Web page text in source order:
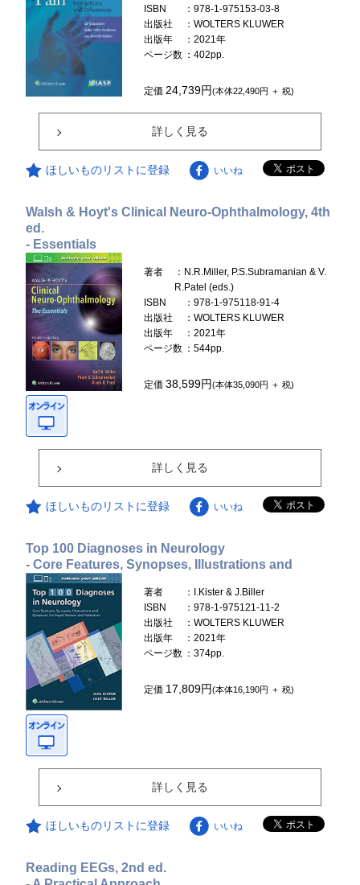
ISBN
：978-1-975153-03-8
出版社
：WOLTERS KLUWER
出版年
：2021年
ページ数 ：402pp.
定価24,739円(本体22,490円 ＋ 税)
詳しく見る
ほしいものリストに登録 いいね
Walsh & Hoyt's Clinical Neuro-Ophthalmology, 4th
ed.
- Essentials
著者
：N.R.Miller, P.S.Subramanian & V.
R.Patel (eds.)
ISBN
：978-1-975118-91-4
出版社
：WOLTERS KLUWER
出版年
：2021年
ページ数 ：544pp.
定価38,599円(本体35,090円 ＋ 税)
詳しく見る
ほしいものリストに登録 いいね
Top 100 Diagnoses in Neurology
- Core Features, Synopses, Illustrations and
著者
：I.Kister & J.Biller
ISBN
：978-1-975121-11-2
出版社
：WOLTERS KLUWER
出版年
：2021年
ページ数 ：374pp.
定価 17,809円(本体16,190円 ＋ 税)
詳しく見る
ほしいものリストに登録 いいね
Reading EEGs, 2nd ed.